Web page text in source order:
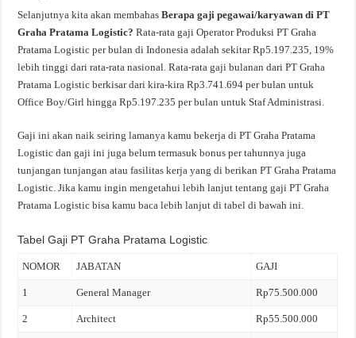
Selanjutnya kita akan membahasBerapa gaji pegawai/karyawan di PT
Graha Pratama Logistic?Rata-rata gaji Operator Produksi PT Graha
Pratama Logistic per bulan di Indonesia adalah sekitar Rp5.197.235, 19%
lebih tinggi dari rata-rata nasional. Rata-rata gaji bulanan dari PT Graha
Pratama Logistic berkisar dari kira-kira Rp3.741.694 per bulan untuk
Office Boy/Girl hingga Rp5.197.235 per bulan untuk Staf Administrasi.
Gaji ini akan naik seiring lamanya kamu bekerja di PT Graha Pratama
Logistic dan gaji ini juga belum termasuk bonus per tahunnya juga
tunjangan tunjangan atau fasilitas kerja yang di berikan PT Graha Pratama
Logistic. Jika kamu ingin mengetahui lebih lanjut tentang gaji PT Graha
Pratama Logistic bisa kamu baca lebih lanjut di tabel di bawah ini.
Tabel Gaji PT Graha Pratama Logistic
NOMOR JABATAN GAJI
1 General Manager Rp75.500.000
2 Architect Rp55.500.000